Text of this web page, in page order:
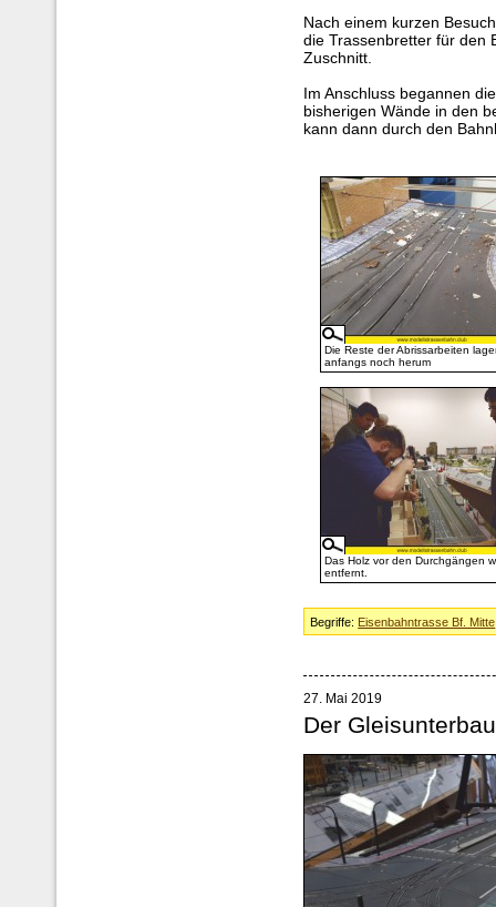
Nach einem kurzen
die Trassenbretter für den
Zuschnitt.
Im Anschluss begannen
bisherigen Wände in den
kann dann durch den
Die Reste der Abrissarbeiten
anfangs noch herum
Das Holz vor den Durchgängen
entfernt.
Begriffe: Eisenbahntrasse Bf. Mitte
27. Mai 2019
Der